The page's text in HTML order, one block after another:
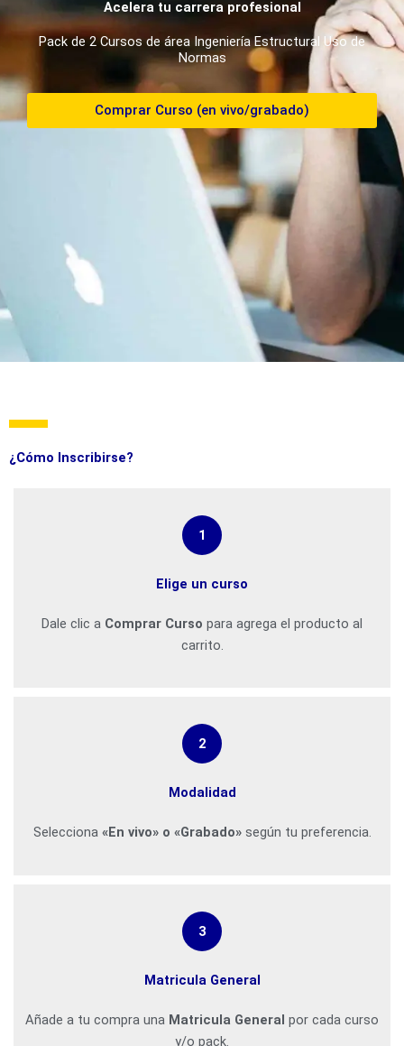
Acelera tu carrera profesional
Pack de 2 Cursos de área Ingeniería Estructural Uso de
Normas
Comprar Curso (en vivo/grabado)
¿Cómo Inscribirse?
1
Elige un curso
Dale clic a Comprar Curso para agrega el producto al
carrito.
2
Modalidad
Selecciona «En vivo» o «Grabado»según tu preferencia.
3
Matricula General
Añade a tu compra una Matricula General por cada curso
y/o pack.